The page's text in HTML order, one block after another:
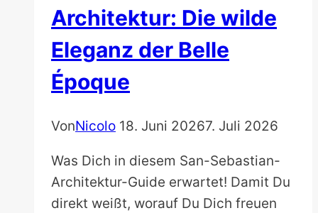
Architektur: Die wilde
Eleganz der Belle
Époque
VonNicolo 18. Juni 20267. Juli 2026
Was Dich in diesem San-Sebastian-
Architektur-Guide erwartet! Damit Du
direkt weißt, worauf Du Dich freuen